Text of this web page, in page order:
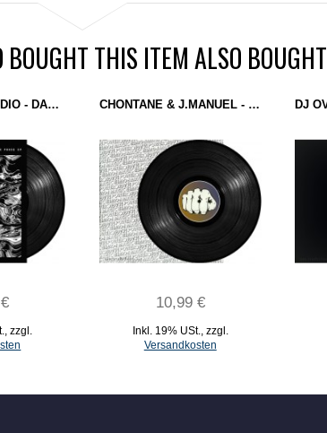
BOUGHT THIS ITEM ALSO BOUGHT
PYE CORNER AUDIO - DARK PHASE EP (ANALOGICAL FORCE) 12''
,zzgl.
CHONTANE & J.MANUEL - MAGIC POWER 02 (MAGIC POWER) 12"
10,99 €
Inkl. 19% USt., zzgl.
Versandkosten